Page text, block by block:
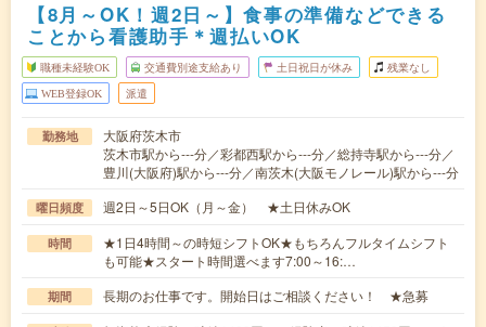
【8月～OK！週2日～】食事の準備などできる
ことから看護助手＊週払いOK
職種未経験OK 交通費別途支給あり 土日祝日が休み 残業なし
WEB登録OK 派遣
勤務地
大阪府茨木市
茨木市駅から---分／彩都西駅から---分／総持寺駅から---分／
豊川(大阪府)駅から---分／南茨木(大阪モノレール)駅から---分
曜日頻度 週2日～5日OK（月～金） ★土日休みOK
時間
★1日4時間～の時短シフトOK★もちろんフルタイムシフト
も可能★スタート時間選べます7:00～16:…
期間 長期のお仕事です。開始日はご相談ください！ ★急募